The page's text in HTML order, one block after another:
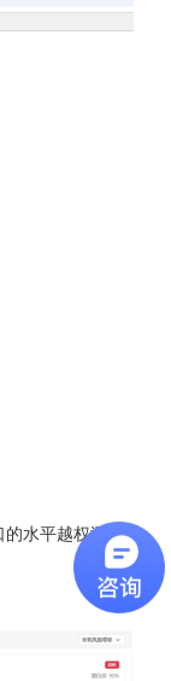
的水平越权漏洞